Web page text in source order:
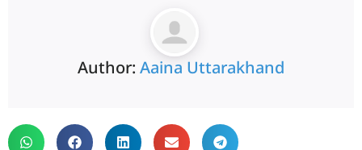
Author: Aaina Uttarakhand